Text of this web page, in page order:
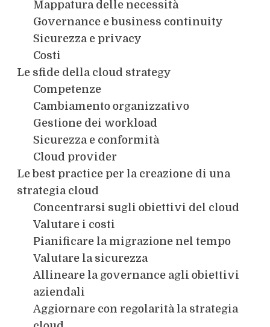
Mappatura delle necessità
Governance e business continuity
Sicurezza e privacy
Costi
Le sfide della cloud strategy
Competenze
Cambiamento organizzativo
Gestione dei workload
Sicurezza e conformità
Cloud provider
Le best practice per la creazione di una
strategia cloud
Concentrarsi sugli obiettivi del cloud
Valutare i costi
Pianificare la migrazione nel tempo
Valutare la sicurezza
Allineare la governance agli obiettivi
aziendali
Aggiornare con regolarità la strategia